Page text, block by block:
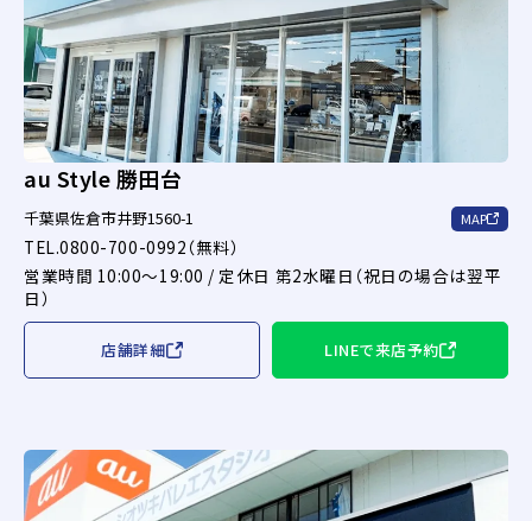
au Style 勝田台
千葉県佐倉市井野1560-1 MAP
TEL.0800-700-0992（無料）
営業時間 10:00～19:00 / 定休日 第2水曜日（祝日の場合は翌平
日）
店舗詳細 LINEで来店予約